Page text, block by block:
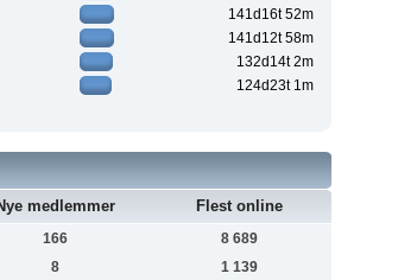
141d16t 52m
141d12t 58m
132d14t 2m
124d23t 1m
medlemmer Flest online
166
8 689
8
1 139